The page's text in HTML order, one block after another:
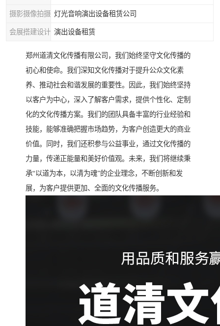
摄影摄像拍摄 灯光音响演出设备租赁公司
会展搭建设计 演出设备租赁
郑州道清文化传播有限公司，我们始终坚守文化传播的
初心和使命。我们深知文化传播对于提升公众文化素
养、推动社会和谐发展的重要性。因此，我们始终坚持
以客户为中心，深入了解客户需求，提供个性化、定制
化的文化传播方案。我们的团队具备丰富的行业经验和
技能，能够准确把握市场趋势，为客户创造更大的商业
价值。同时，我们还积参与公益事业，通过文化传播的
力量，传递正能量和美好价值观。未来，我们将继续秉
承“以道为本，以清为魂”的企业理念，不断创新和发
展，为客户提供更加、全面的文化传播服务。